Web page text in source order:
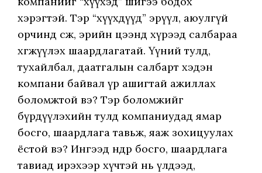
хэрэгтэй. Тэр “хүүхдүүд” эрүүл, аюулгүй
орчинд өсөж, эрийн цээнд хүрээд салбараа
хөгжүүлэх шаардлагатай. Үүний тулд,
тухайлбал, даатгалын салбарт хэдэн
компани байвал үр ашигтай ажиллах
боломжтой вэ? Тэр боломжийг
бүрдүүлэхийн тулд компаниудад ямар
босго, шаардлага тавьж, яаж зохицуулах
ёстой вэ? Ингээд өндөр босго, шаардлага
тавиад ирэхээр хүчтэй нь үлдээд,